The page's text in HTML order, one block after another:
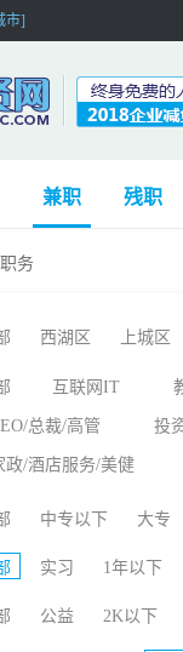
市]
兼职 残职
务
西湖区 上城区
互联网IT
总裁/高管 投
政/酒店服务/美健
中专以下 大专
实习 1年以下
公益 2K以下